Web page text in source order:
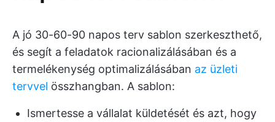
A jó 30-60-90 napos terv sablon szerkeszthető,
és segít a feladatok racionalizálásában és a
termelékenység optimalizálásában az üzleti
tervvel összhangban. A sablon:
Ismertesse a vállalat küldetését és azt, hogy